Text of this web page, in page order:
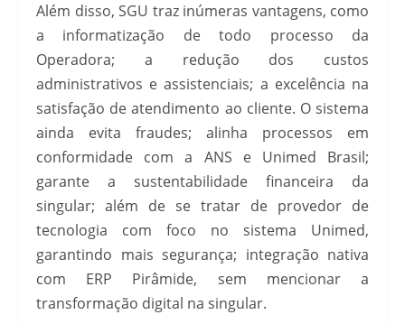
Além disso, SGU traz inúmeras vantagens, como
a informatização de todo processo da
Operadora; a redução dos custos
administrativos e assistenciais; a excelência na
satisfação de atendimento ao cliente. O sistema
ainda evita fraudes; alinha processos em
conformidade com a ANS e Unimed Brasil;
garante a sustentabilidade financeira da
singular; além de se tratar de provedor de
tecnologia com foco no sistema Unimed,
garantindo mais segurança; integração nativa
com ERP Pirâmide, sem mencionar a
transformação digital na singular.